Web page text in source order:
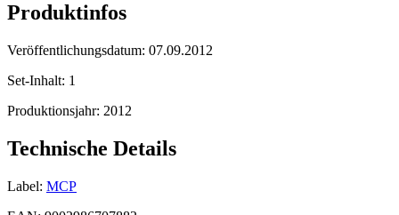
Produktinfos
Veröffentlichungsdatum: 07.09.2012
Set-Inhalt: 1
Produktionsjahr: 2012
Technische Details
Label: MCP